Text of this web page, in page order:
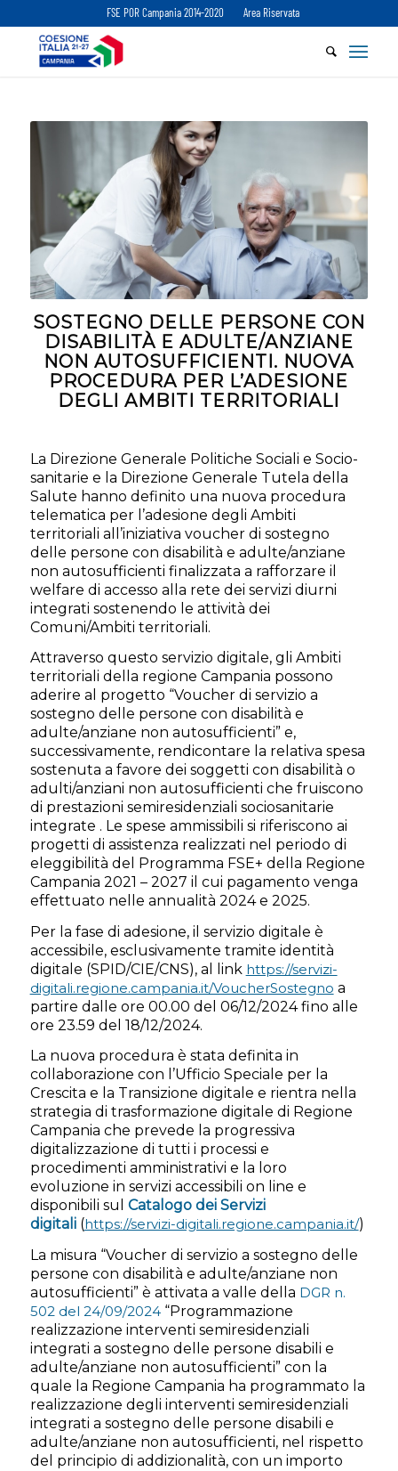
FSE POR Campania 2014-2020 Area Riservata
SOSTEGNO DELLE PERSONE CON
DISABILITÀ E ADULTE/ANZIANE
NON AUTOSUFFICIENTI. NUOVA
PROCEDURA PER L’ADESIONE
DEGLI AMBITI TERRITORIALI
La Direzione Generale Politiche Sociali e Socio-
sanitarie e la Direzione Generale Tutela della
Salute hanno definito una nuova procedura
telematica per l’adesione degli Ambiti
territoriali all’iniziativa voucher di sostegno
delle persone con disabilità e adulte/anziane
non autosufficienti finalizzata a rafforzare il
welfare di accesso alla rete dei servizi diurni
integrati sostenendo le attività dei
Comuni/Ambiti territoriali.
Attraverso questo servizio digitale, gli Ambiti
territoriali della regione Campania possono
aderire al progetto “Voucher di servizio a
sostegno delle persone con disabilità e
adulte/anziane non autosufficienti” e,
successivamente, rendicontare la relativa spesa
sostenuta a favore dei soggetti con disabilità o
adulti/anziani non autosufficienti che fruiscono
di prestazioni semiresidenziali sociosanitarie
integrate . Le spese ammissibili si riferiscono ai
progetti di assistenza realizzati nel periodo di
eleggibilità del Programma FSE+ della Regione
Campania 2021 – 2027 il cui pagamento venga
effettuato nelle annualità 2024 e 2025.
Per la fase di adesione, il servizio digitale è
accessibile, esclusivamente tramite identità
digitale (SPID/CIE/CNS), al link https://servizi-
digitali.regione.campania.it/VoucherSostegno a
partire dalle ore 00.00 del 06/12/2024 fino alle
ore 23.59 del 18/12/2024.
La nuova procedura è stata definita in
collaborazione con l’Ufficio Speciale per la
Crescita e la Transizione digitale e rientra nella
strategia di trasformazione digitale di Regione
Campania che prevede la progressiva
digitalizzazione di tutti i processi e
procedimenti amministrativi e la loro
evoluzione in servizi accessibili on line e
disponibili sul Catalogo dei Servizi
digitali(https://servizi-digitali.regione.campania.it/)
La misura “Voucher di servizio a sostegno delle
persone con disabilità e adulte/anziane non
autosufficienti” è attivata a valle della DGR n.
502 del 24/09/2024“Programmazione
realizzazione interventi semiresidenziali
integrati a sostegno delle persone disabili e
adulte/anziane non autosufficienti” con la
quale la Regione Campania ha programmato la
realizzazione degli interventi semiresidenziali
integrati a sostegno delle persone disabili e
adulte/anziane non autosufficienti, nel rispetto
del principio di addizionalità, con un importo